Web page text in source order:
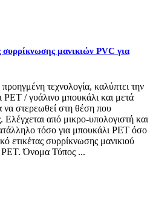
μανικιών PVC για
τεχνολογία, καλύπτει την
PET / γυάλινο μπουκάλι και μετά
να στερεωθεί στη θέση που
από μικρο-υπολογιστή και
τόσο για μπουκάλι PET όσο
ετικέτας συρρίκνωσης μανικιού
PET. Όνομα Τύπος ...